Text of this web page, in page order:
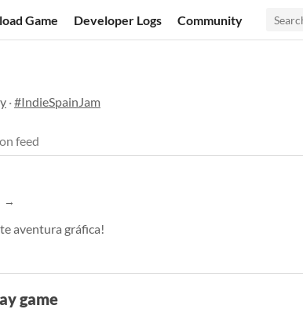
Game Developer Logs Community
·#IndieSpainJam
feed
aventura gráfica!
game